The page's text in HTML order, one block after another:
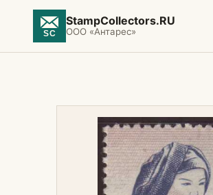
StampCollectors.RU
ООО «Антарес»